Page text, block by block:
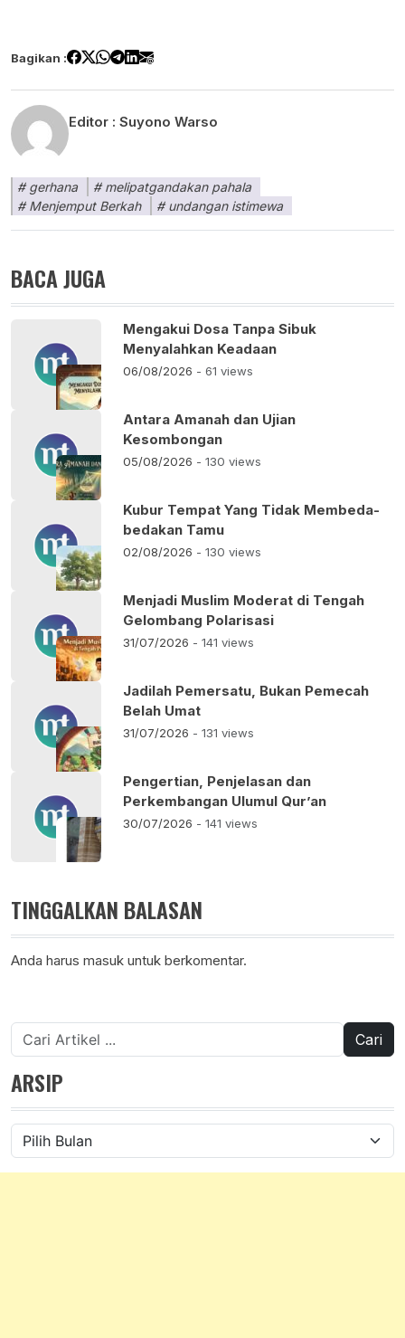
Bagikan :
Editor : Suyono Warso
gerhana
melipatgandakan pahala
Menjemput Berkah
undangan istimewa
BACA JUGA
Mengakui Dosa Tanpa Sibuk
Menyalahkan Keadaan
06/08/2026 - 61 views
Antara Amanah dan Ujian
Kesombongan
05/08/2026 - 130 views
Kubur Tempat Yang Tidak Membeda-
bedakan Tamu
02/08/2026 - 130 views
Menjadi Muslim Moderat di Tengah
Gelombang Polarisasi
31/07/2026 - 141 views
Jadilah Pemersatu, Bukan Pemecah
Belah Umat
31/07/2026 - 131 views
Pengertian, Penjelasan dan
Perkembangan Ulumul Qur’an
30/07/2026 - 141 views
TINGGALKAN BALASAN
Anda harus masuk untuk berkomentar.
Cari
untuk:
ARSIP
Arsip